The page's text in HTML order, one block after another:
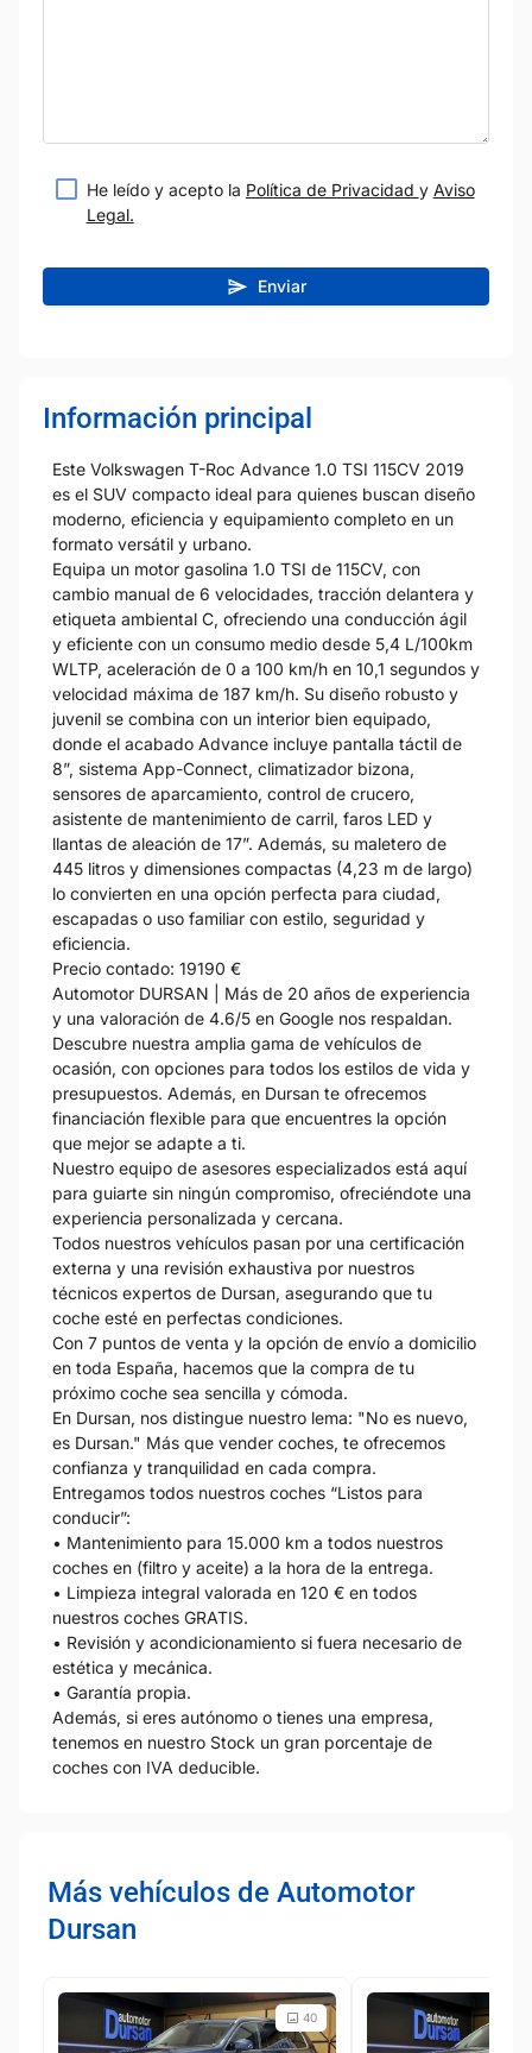
He leído y acepto la Política de Privacidad y Aviso
Legal.
Enviar
Información principal
Este Volkswagen T-Roc Advance 1.0 TSI 115CV 2019
es el SUV compacto ideal para quienes buscan diseño
moderno, eficiencia y equipamiento completo en un
formato versátil y urbano.
Equipa un motor gasolina 1.0 TSI de 115CV, con
cambio manual de 6 velocidades, tracción delantera y
etiqueta ambiental C, ofreciendo una conducción ágil
y eficiente con un consumo medio desde 5,4 L/100km
WLTP, aceleración de 0 a 100 km/h en 10,1 segundos y
velocidad máxima de 187 km/h. Su diseño robusto y
juvenil se combina con un interior bien equipado,
donde el acabado Advance incluye pantalla táctil de
8”, sistema App-Connect, climatizador bizona,
sensores de aparcamiento, control de crucero,
asistente de mantenimiento de carril, faros LED y
llantas de aleación de 17”. Además, su maletero de
445 litros y dimensiones compactas (4,23 m de largo)
lo convierten en una opción perfecta para ciudad,
escapadas o uso familiar con estilo, seguridad y
eficiencia.
Precio contado: 19190 €
Automotor DURSAN | Más de 20 años de experiencia
y una valoración de 4.6/5 en Google nos respaldan.
Descubre nuestra amplia gama de vehículos de
ocasión, con opciones para todos los estilos de vida y
presupuestos. Además, en Dursan te ofrecemos
financiación flexible para que encuentres la opción
que mejor se adapte a ti.
Nuestro equipo de asesores especializados está aquí
para guiarte sin ningún compromiso, ofreciéndote una
experiencia personalizada y cercana.
Todos nuestros vehículos pasan por una certificación
externa y una revisión exhaustiva por nuestros
técnicos expertos de Dursan, asegurando que tu
coche esté en perfectas condiciones.
Con 7 puntos de venta y la opción de envío a domicilio
en toda España, hacemos que la compra de tu
próximo coche sea sencilla y cómoda.
En Dursan, nos distingue nuestro lema: "No es nuevo,
es Dursan." Más que vender coches, te ofrecemos
confianza y tranquilidad en cada compra.
Entregamos todos nuestros coches “Listos para
conducir”:
• Mantenimiento para 15.000 km a todos nuestros
coches en (filtro y aceite) a la hora de la entrega.
• Limpieza integral valorada en 120 € en todos
nuestros coches GRATIS.
• Revisión y acondicionamiento si fuera necesario de
estética y mecánica.
• Garantía propia.
Además, si eres autónomo o tienes una empresa,
tenemos en nuestro Stock un gran porcentaje de
coches con IVA deducible.
Más vehículos de Automotor
Dursan
40